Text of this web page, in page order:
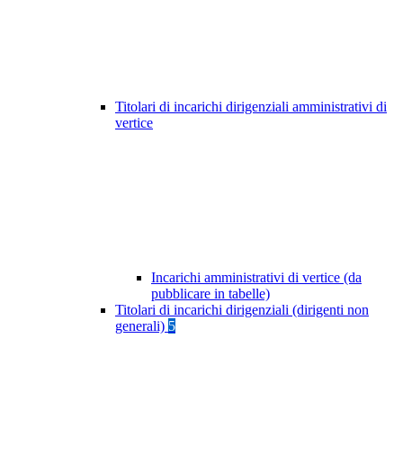
Titolari di incarichi dirigenziali amministrativi di
vertice
Incarichi amministrativi di vertice (da
pubblicare in tabelle)
Titolari di incarichi dirigenziali (dirigenti non
generali) 5